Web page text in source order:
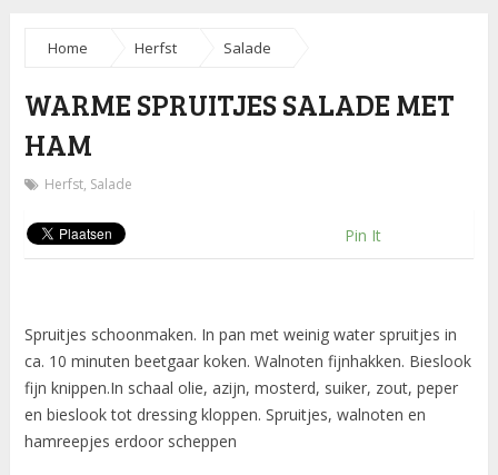
Home Herfst Salade
WARME SPRUITJES SALADE MET
HAM
Herfst, Salade
Pin It
Spruitjes schoonmaken. In pan met weinig water spruitjes in
ca. 10 minuten beetgaar koken. Walnoten fijnhakken. Bieslook
fijn knippen.In schaal olie, azijn, mosterd, suiker, zout, peper
en bieslook tot dressing kloppen. Spruitjes, walnoten en
hamreepjes erdoor scheppen